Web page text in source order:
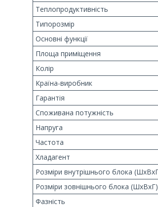
Теплопродуктивність
Типорозмір
Основні функції
Площа приміщення
Колір
Країна-виробник
Гарантія
Споживана потужність
Напруга
Частота
Хладагент
Розміри внутрішнього блока
Розміри зовнішнього блока (ШxВxГ)
Фазність